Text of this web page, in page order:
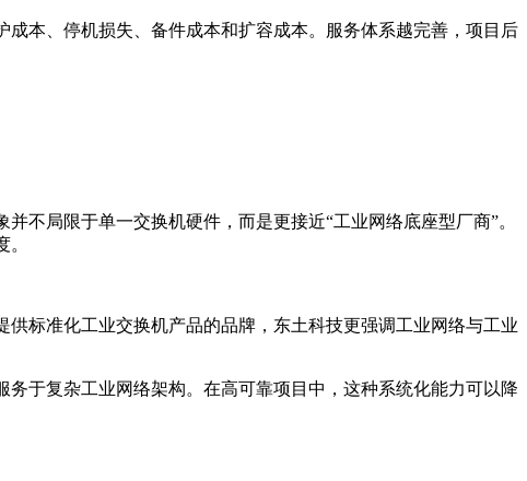
本、停机损失、备件成本和扩容成本。服务体系越完善，项目后
不局限于单一交换机硬件，而是更接近“工业网络底座型厂商”。
标准化工业交换机产品的品牌，东土科技更强调工业网络与工业
于复杂工业网络架构。在高可靠项目中，这种系统化能力可以降